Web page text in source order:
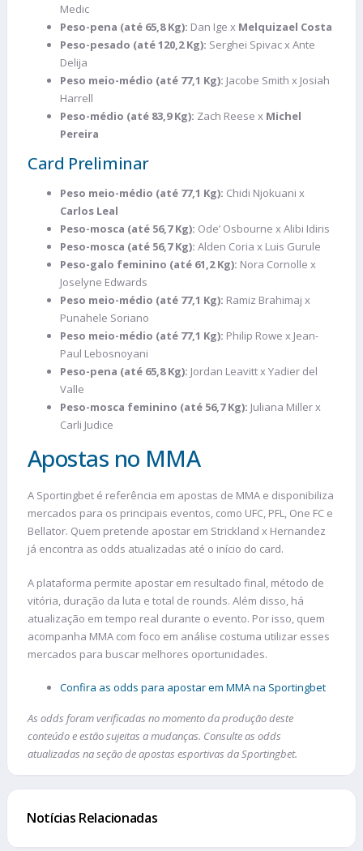
Medic
Peso-pena (até 65,8 Kg): Dan Ige x Melquizael Costa
Peso-pesado (até 120,2 Kg): Serghei Spivac x Ante
Delija
Peso meio-médio (até 77,1 Kg): Jacobe Smith x Josiah
Harrell
Peso-médio (até 83,9 Kg): Zach Reese x Michel
Pereira
Card Preliminar
Peso meio-médio (até 77,1 Kg): Chidi Njokuani x
Carlos Leal
Peso-mosca (até 56,7 Kg): Ode’ Osbourne x Alibi Idiris
Peso-mosca (até 56,7 Kg): Alden Coria x Luis Gurule
Peso-galo feminino (até 61,2 Kg): Nora Cornolle x
Joselyne Edwards
Peso meio-médio (até 77,1 Kg): Ramiz Brahimaj x
Punahele Soriano
Peso meio-médio (até 77,1 Kg): Philip Rowe x Jean-
Paul Lebosnoyani
Peso-pena (até 65,8 Kg): Jordan Leavitt x Yadier del
Valle
Peso-mosca feminino (até 56,7 Kg): Juliana Miller x
Carli Judice
Apostas no MMA
A Sportingbet é referência em apostas de MMA e disponibiliza
mercados para os principais eventos, como UFC, PFL, One FC e
Bellator. Quem pretende apostar em Strickland x Hernandez
já encontra as odds atualizadas até o início do card.
A plataforma permite apostar em resultado final, método de
vitória, duração da luta e total de rounds. Além disso, há
atualização em tempo real durante o evento. Por isso, quem
acompanha MMA com foco em análise costuma utilizar esses
mercados para buscar melhores oportunidades.
Confira as odds para apostar em MMA na Sportingbet
As odds foram verificadas no momento da produção deste
conteúdo e estão sujeitas a mudanças. Consulte as odds
atualizadas na seção de apostas esportivas da Sportingbet.
Notícias Relacionadas